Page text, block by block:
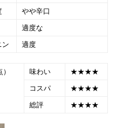
やや辛口
適度な
ン
適度
味わい
★★★★
コスパ
★★★★
総評
★★★★